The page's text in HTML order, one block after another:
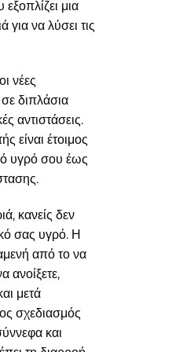
μια
για να λύσει τις
νέες
σε διπλάσια
αντιστάσεις.
είναι έτοιμος
υγρό σου έως
κανείς δεν
σας υγρό. Η
από το να
ανοίξετε,
μετά
σχεδιασμός
και